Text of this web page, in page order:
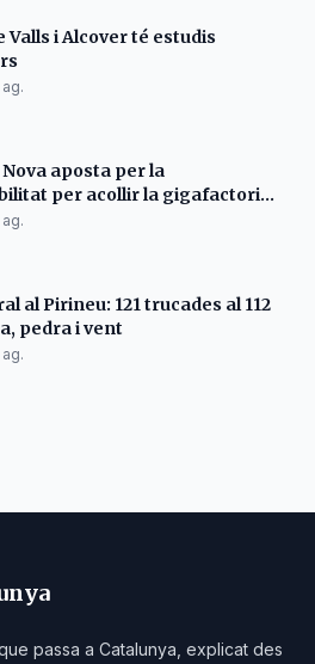
Valls i Alcover té estudis
aposta per la
per acollir la gigafactoria
al Pirineu: 121 trucades al 112
pedra i vent
passa a Catalunya, explicat des